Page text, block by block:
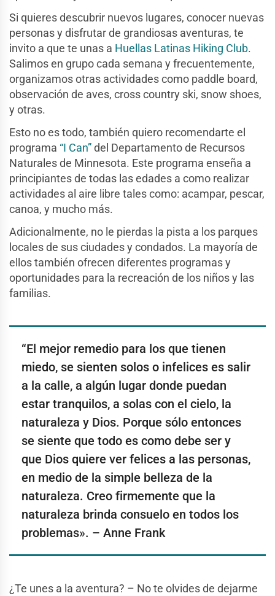
Si quieres descubrir nuevos lugares, conocer nuevas
personas y disfrutar de grandiosas aventuras, te
invito a que te unas a Huellas Latinas Hiking Club.
Salimos en grupo cada semana y frecuentemente,
organizamos otras actividades como paddle board,
observación de aves, cross country ski, snow shoes,
y otras.
Esto no es todo, también quiero recomendarte el
programa “I Can”del Departamento de Recursos
Naturales de Minnesota. Este programa enseña a
principiantes de todas las edades a como realizar
actividades al aire libre tales como: acampar, pescar,
canoa, y mucho más.
Adicionalmente, no le pierdas la pista a los parques
locales de sus ciudades y condados. La mayoría de
ellos también ofrecen diferentes programas y
oportunidades para la recreación de los niños y las
familias.
“El mejor remedio para los que tienen
miedo, se sienten solos o infelices es salir
a la calle, a algún lugar donde puedan
estar tranquilos, a solas con el cielo, la
naturaleza y Dios. Porque sólo entonces
se siente que todo es como debe ser y
que Dios quiere ver felices a las personas,
en medio de la simple belleza de la
naturaleza. Creo firmemente que la
naturaleza brinda consuelo en todos los
problemas». – Anne Frank
¿Te unes a la aventura? – No te olvides de dejarme